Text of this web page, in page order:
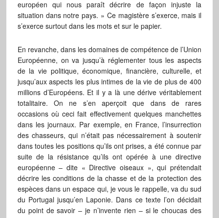
européen qui nous paraît décrire de façon injuste la
situation dans notre pays. » Ce magistère s’exerce, mais il
s’exerce surtout dans les mots et sur le papier.
En revanche, dans les domaines de compétence de l’Union
Européenne, on va jusqu’à réglementer tous les aspects
de la vie politique, économique, financière, culturelle, et
jusqu’aux aspects les plus intimes de la vie de plus de 400
millions d’Européens. Et il y a là une dérive véritablement
totalitaire. On ne s’en aperçoit que dans de rares
occasions où ceci fait effectivement quelques manchettes
dans les journaux. Par exemple, en France, l’insurrection
des chasseurs, qui n’était pas nécessairement à soutenir
dans toutes les positions qu’ils ont prises, a été connue par
suite de la résistance qu’ils ont opérée à une directive
européenne – dite « Directive oiseaux », qui prétendait
décrire les conditions de la chasse et de la protection des
espèces dans un espace qui, je vous le rappelle, va du sud
du Portugal jusqu’en Laponie. Dans ce texte l’on décidait
du point de savoir – je n’invente rien – si le choucas des